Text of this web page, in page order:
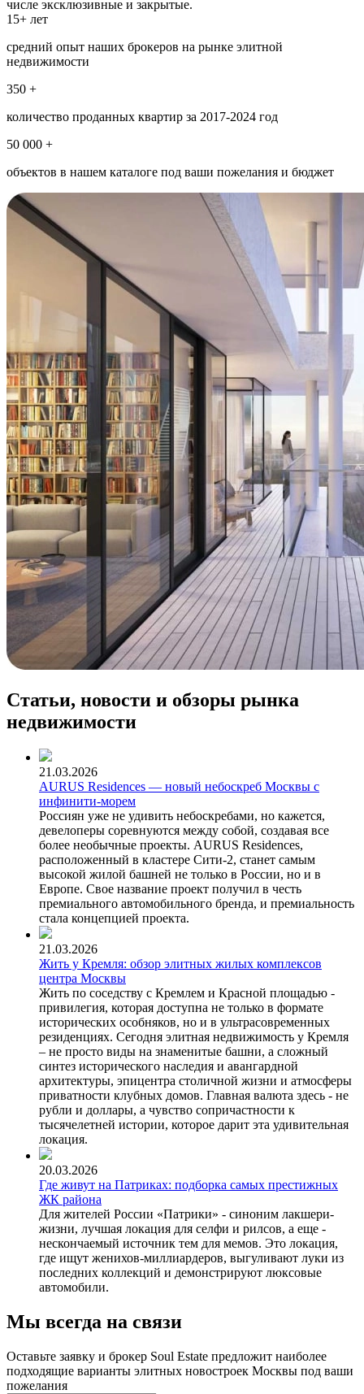
числе эксклюзивные и закрытые.
15+ лет
средний опыт наших брокеров на рынке элитной
недвижимости
350 +
количество проданных квартир за 2017-2024 год
50 000 +
объектов в нашем каталоге под ваши пожелания и бюджет
Статьи, новости и обзоры рынка
недвижимости
21.03.2026
AURUS Residences — новый небоскреб Москвы с
инфинити-морем
Россиян уже не удивить небоскребами, но кажется,
девелоперы соревнуются между собой, создавая все
более необычные проекты. AURUS Residences,
расположенный в кластере Сити-2, станет самым
высокой жилой башней не только в России, но и в
Европе. Свое название проект получил в честь
премиального автомобильного бренда, и премиальность
стала концепцией проекта.
21.03.2026
Жить у Кремля: обзор элитных жилых комплексов
центра Москвы
Жить по соседству с Кремлем и Красной площадью -
привилегия, которая доступна не только в формате
исторических особняков, но и в ультрасовременных
резиденциях. Сегодня элитная недвижимость у Кремля
– не просто виды на знаменитые башни, а сложный
синтез исторического наследия и авангардной
архитектуры, эпицентра столичной жизни и атмосферы
приватности клубных домов. Главная валюта здесь - не
рубли и доллары, а чувство сопричастности к
тысячелетней истории, которое дарит эта удивительная
локация.
20.03.2026
Где живут на Патриках: подборка самых престижных
ЖК района
Для жителей России «Патрики» - синоним лакшери-
жизни, лучшая локация для селфи и рилсов, а еще -
нескончаемый источник тем для мемов. Это локация,
где ищут женихов-миллиардеров, выгуливают луки из
последних коллекций и демонстрируют люксовые
автомобили.
Мы всегда на связи
Оставьте заявку и брокер Soul Estate предложит наиболее
подходящие варианты элитных новостроек Москвы под ваши
пожелания